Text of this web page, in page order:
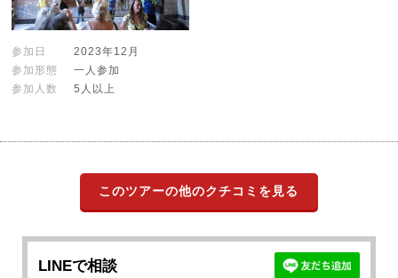
参加日
2023年12月
参加形態
一人参加
参加人数
5人以上
このツアーの他のクチコミを見る
LINEで相談